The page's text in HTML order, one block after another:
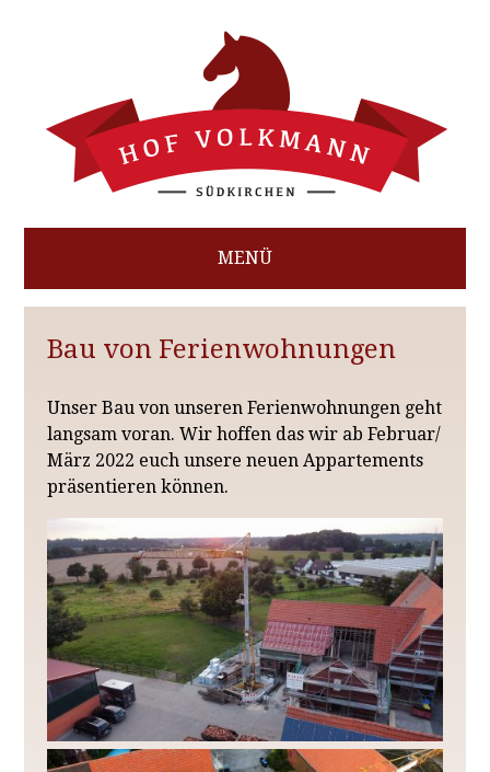
MENÜ
AKTUELLES IM BETRIEB
FERIENWOHNUNGEN
REITERFERIEN
REITUNTERRICHT
REIT- / PFLEGEBETEILIGUNG
AUSRITTE
ANGEBOTE FÜR ERWACHSENE
REITTHERAPIE
LEHRGÄNGE/KINDERGEBURTSTAG
Bau von Ferienwohnungen
Unser Bau von unseren Ferienwohnungen geht
langsam voran. Wir hoffen das wir ab Februar/
März 2022 euch unsere neuen Appartements
präsentieren können.